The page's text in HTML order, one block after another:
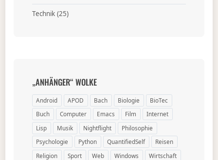
Technik(25)
„ANHÄNGER“ WOLKE
Android APOD Bach Biologie
BioTec
Buch
Computer Emacs Film
Internet
Lisp
Musik Nightflight
Philosophie
Psychologie
Python QuantifiedSelf
Reisen
Religion
Sport Web Windows
Wirtschaft